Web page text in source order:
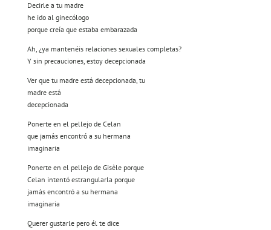
Decirle a tu madre
he ido al ginecólogo
porque creía que estaba embarazada
Ah, ¿ya mantenéis relaciones sexuales completas?
Y sin precauciones, estoy decepcionada
Ver que tu madre está decepcionada, tu
madre está
decepcionada
Ponerte en el pellejo de Celan
que jamás encontró a su hermana
imaginaria
Ponerte en el pellejo de Gisèle porque
Celan intentó estrangularla porque
jamás encontró a su hermana
imaginaria
Querer gustarle pero él te dice